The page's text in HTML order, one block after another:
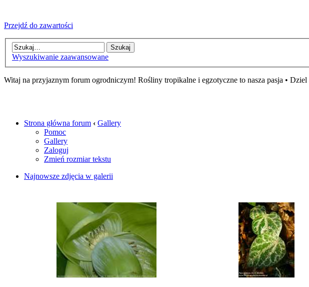
Przejdź do zawartości
Wyszukiwanie zaawansowane
Witaj na przyjaznym forum ogrodniczym! Rośliny tropikalne i egzotyczne to nasza pasja •
Strona główna forum ‹ Gallery
Pomoc
Gallery
Zaloguj
Zmień rozmiar tekstu
Najnowsze zdjęcia w galerii